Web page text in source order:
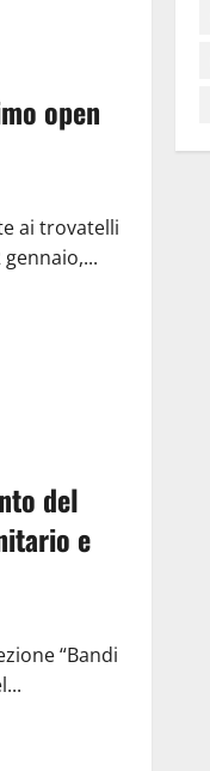
open
ai trovatelli
del
e
“Bandi